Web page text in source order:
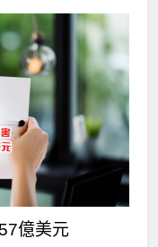
億美元